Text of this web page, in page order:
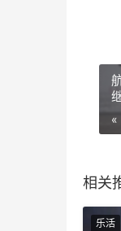
«
相关
乐活